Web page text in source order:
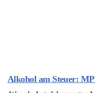
Alkohol am Steuer: